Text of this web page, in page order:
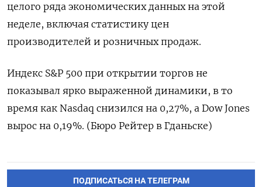
целого ряда экономических данных на этой
неделе, включая статистику цен
производителей и розничных продаж.
Индекс S&P 500 при открытии торгов не
показывал ярко выраженной динамики, в то
время как Nasdaq снизился на 0,27%, а Dow Jones
вырос на 0,19%. (Бюро Рейтер в Гданьске)
ПОДПИСАТЬСЯ НА ТЕЛЕГРАМ